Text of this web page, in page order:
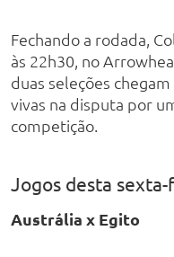
Fechando a rodada,
às 22h30, no
duas seleções
vivas na disputa por
competição.
Jogos desta
Austrália x Egito